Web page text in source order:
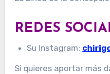
REDES
Su Instagram:
Si quieres aportar más